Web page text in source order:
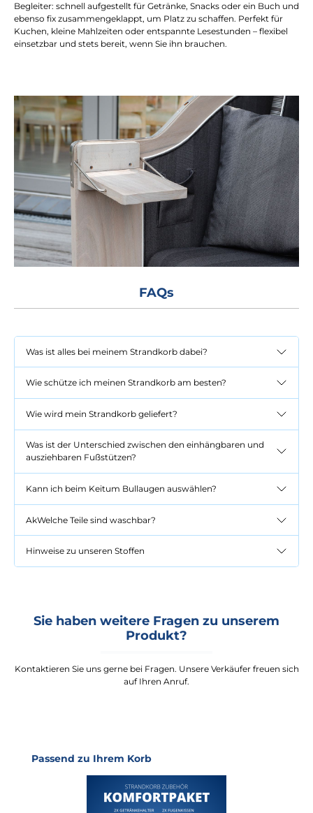
Begleiter: schnell aufgestellt für Getränke, Snacks oder ein Buch und
ebenso fix zusammengeklappt, um Platz zu schaffen. Perfekt für
Kuchen, kleine Mahlzeiten oder entspannte Lesestunden – flexibel
einsetzbar und stets bereit, wenn Sie ihn brauchen.
FAQs
Was ist alles bei meinem Strandkorb dabei?
Wie schütze ich meinen Strandkorb am besten?
Wie wird mein Strandkorb geliefert?
Was ist der Unterschied zwischen den einhängbaren und
ausziehbaren Fußstützen?
Kann ich beim Keitum Bullaugen auswählen?
AkWelche Teile sind waschbar?
Hinweise zu unseren Stoffen
Sie haben weitere Fragen zu unserem
Produkt?
Kontaktieren Sie uns gerne bei Fragen. Unsere Verkäufer freuen sich
auf Ihren Anruf.
Produktgalerie überspringen
Passend zu Ihrem Korb